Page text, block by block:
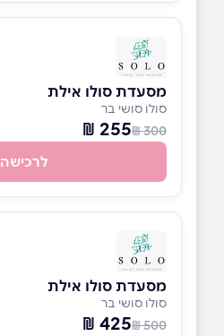
מסעדת סולו אילת
סולו סושי בר
300 ₪
255 ₪
לרכישה
מסעדת סולו אילת
סולו סושי בר
500 ₪
425 ₪